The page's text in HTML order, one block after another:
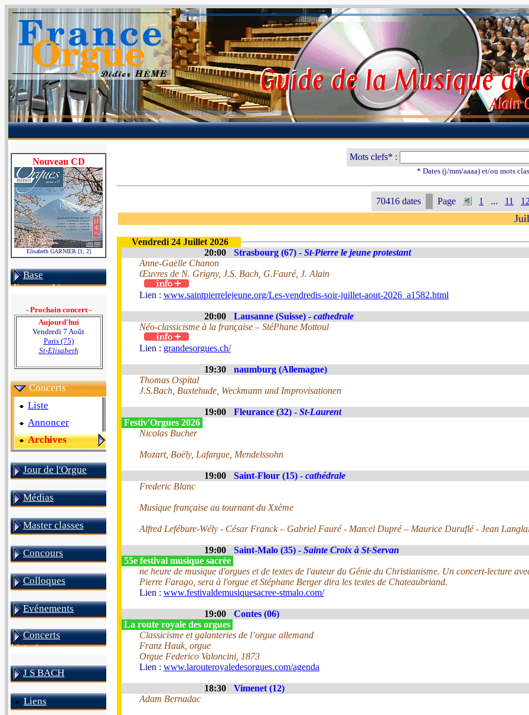
Nouveau CD
Elisabeth GARNIER [1; 2]
Base
discographique
- Prochain concert -
Aujourd'hui
Vendredi 7 Août
Paris (75)
St-Elisabeth
Concerts
Liste
Annoncer
Archives
Jour de l'Orgue
Médias
Master classes
Concours
Colloques
Evénements
Concerts
historiques
J S BACH
Liens
Mots clefs* :
* Dates (j/mm/aaaa) et/ou mots
70416 dates Page 1 ... 11 12
Vendredi 24 Juillet 2026
20:00
Strasbourg (67) - St-Pierre le jeune protestant
Anne-Gaëlle Chanon
Œuvres de N. Grigny, J.S. Bach, G.Fauré, J. Alain
Lien : www.saintpierrelejeune.org/Les-vendredis-soir-juillet-aout-2026_a1582.html
20:00 Lausanne (Suisse) - cathedrale
Néo-classicisme à la française – StéPhane Mottoul
Lien : grandesorgues.ch/
19:30
naumburg (Allemagne)
Thomas Ospital
J.S.Bach, Buxtehude, Weckmann und Improvisationen
19:00 Fleurance (32) - St-Laurent
Festiv'Orgues 2026
Nicolas Bucher
Mozart, Boëly, Lafargue, Mendelssohn
19:00 Saint-Flour (15) - cathédrale
Frederic Blanc
Musique française au tournant du Xxème
Alfred Lefébure-Wély - César Franck – Gabriel Fauré - Marcel Dupré – Maurice Duruflé - Jean
19:00 Saint-Malo (35) - Sainte Croix à St-Servan
55e festival musique sacrée
ne heure de musique d'orgues et de textes de l'auteur du Génie du Christianisme. Un concert-lecture
Pierre Farago, sera à l'orgue et Stéphane Berger dira les textes de Chateaubriand.
Lien : www.festivaldemusiquesacree-stmalo.com/
19:00
Contes (06)
La route royale des orgues
Classicisme et galanteries de l’orgue allemand
Franz Hauk, orgue
Orgue Federico Valoncini, 1873
Lien : www.larouteroyaledesorgues.com/agenda
18:30
Vimenet (12)
Adam Bernadac